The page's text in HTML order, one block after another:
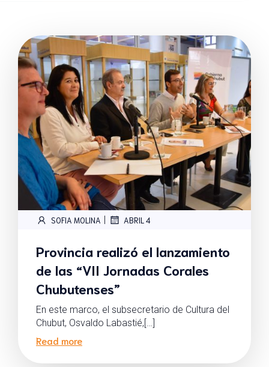
SOFIA MOLINA | ABRIL 4
Provincia realizó el lanzamiento
de las “VII Jornadas Corales
Chubutenses”
En este marco, el subsecretario de Cultura del
Chubut, Osvaldo Labastié,[…]
Read more